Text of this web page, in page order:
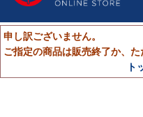
申し訳ございません。
ご指定の商品は販売終了か、た
ト